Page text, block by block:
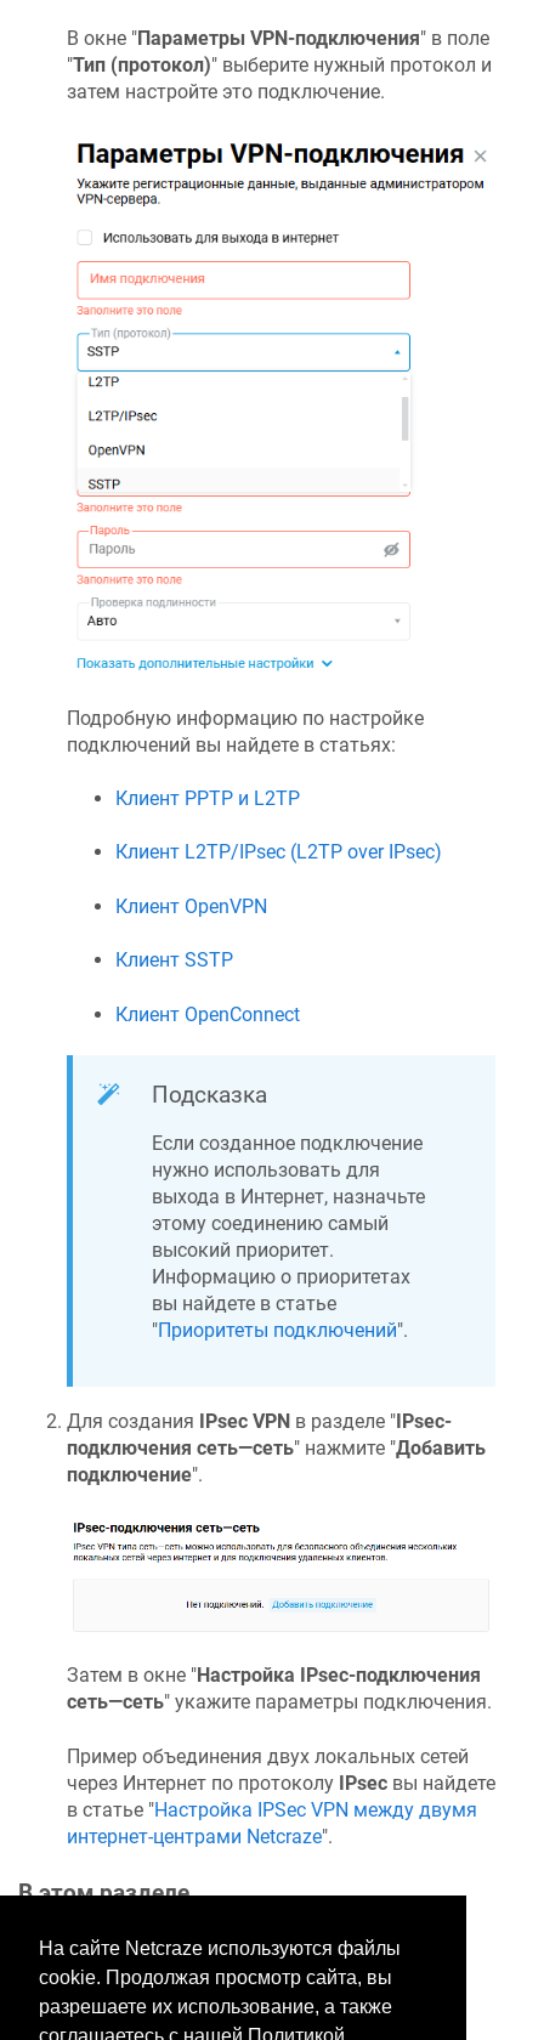
На сайте Netcraze используются файлы
cookie. Продолжая просмотр сайта, вы
разрешаете их использование, а также
В окне "Параметры VPN-подключения" в поле
"Тип (протокол)" выберите нужный протокол и
затем настройте это подключение.
Подробную информацию по настройке
подключений вы найдете в статьях:
Клиент PPTP и L2TP
Клиент L2TP/IPsec (L2TP over IPsec)
Клиент OpenVPN
Клиент SSTP
Клиент OpenConnect
Подсказка
Если созданное подключение
нужно использовать для
выхода в Интернет, назначьте
этому соединению самый
высокий приоритет.
Информацию о приоритетах
вы найдете в статье
"Приоритеты подключений".
Для создания IPsec VPN в разделе "IPsec-
подключения сеть—сеть" нажмите "Добавить
подключение".
Затем в окне "Настройка IPsec-подключения
сеть—сеть" укажите параметры подключения.
Пример объединения двух локальных сетей
через Интернет по протоколу IPsec вы найдете
в статье "Настройка IPSec VPN между двумя
интернет-центрами Netcraze".
В этом разделе
Хотите оставить отзыв?
Нажмите здесь, чтобы